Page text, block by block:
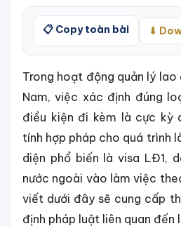
📋 Copy toàn bài ⬇
Trong hoạt động quản lý
Nam, việc xác định đúng
điều kiện đi kèm là cực kỳ
tính hợp pháp cho quá trình
diện phổ biến là visa LĐ1,
nước ngoài vào làm việc
viết dưới đây sẽ cung cấp
định pháp luật liên quan đến